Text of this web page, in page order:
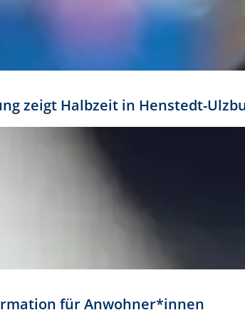
zeigt Halbzeit in Henstedt-
für Anwohner*innen